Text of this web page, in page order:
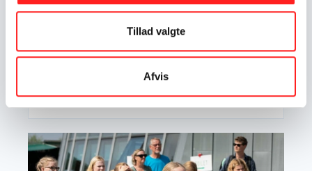
Tillad valgte
Afvis
with the Sustainable Development
Tool-kit med inspiration, værktøjer og cases fra F
rame, Voice, Report!- et DEAR-finansieret pulje,
som skulle engagere EU-borgere i at handle på
Engagement Verdensmål
Læs mere om Tool-kit om meningsfuldt engagement